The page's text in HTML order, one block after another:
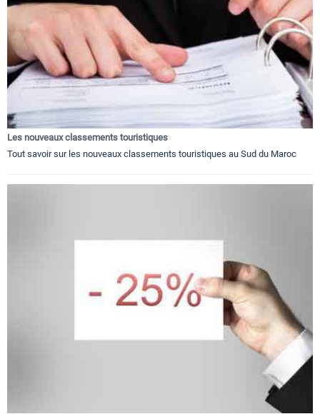
Les nouveaux classements touristiques
Tout savoir sur les nouveaux classements touristiques au Sud du Maroc